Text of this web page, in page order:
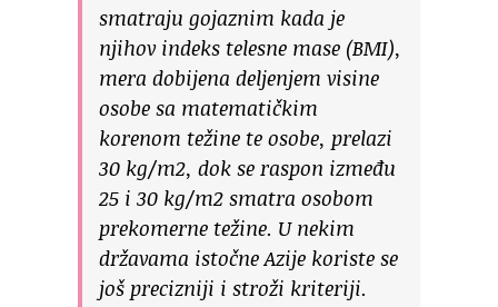
smatraju gojaznim kada je
njihov indeks telesne mase (BMI),
mera dobijena deljenjem visine
osobe sa matematičkim
korenom težine te osobe, prelazi
30 kg/m2, dok se raspon između
25 i 30 kg/m2 smatra osobom
prekomerne težine. U nekim
državama istočne Azije koriste se
još precizniji i stroži kriteriji.